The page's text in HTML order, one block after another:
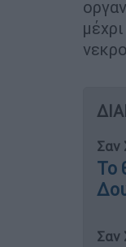
Σαν
Το
Σαν